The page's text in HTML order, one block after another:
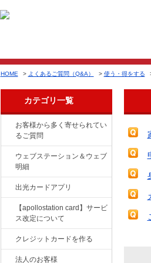
HOME > よくあるご質問（Q&A） > 使う・得をする
カテゴリ一覧
お客様から多く寄せられてい
るご質問
ウェブステーション＆ウェブ
明細
出光カードアプリ
【apollostation card】サービ
ス改定について
クレジットカードを作る
法人のお客様